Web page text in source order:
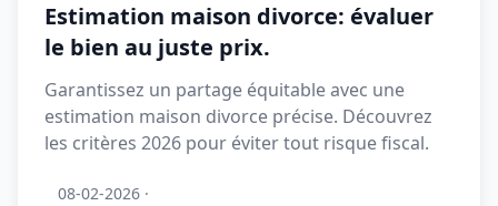
Estimation maison divorce: évaluer
le bien au juste prix.
Garantissez un partage équitable avec une
estimation maison divorce précise. Découvrez
les critères 2026 pour éviter tout risque fiscal.
08-02-2026 ·